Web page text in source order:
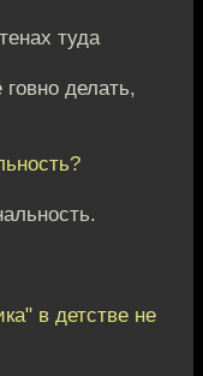
туда
делать,
в детстве не